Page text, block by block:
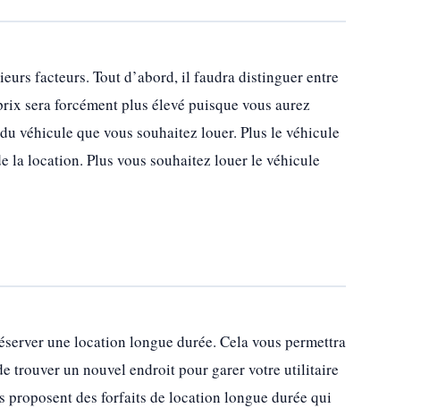
facteurs. Tout d’abord, il faudra distinguer entre
sera forcément plus élevé puisque vous aurez
véhicule que vous souhaitez louer. Plus le véhicule
la location. Plus vous souhaitez louer le véhicule
une location longue durée. Cela vous permettra
trouver un nouvel endroit pour garer votre utilitaire
proposent des forfaits de location longue durée qui